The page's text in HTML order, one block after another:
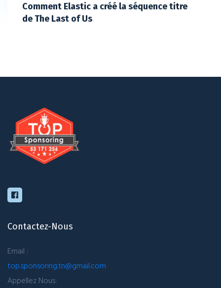
Comment Elastic a créé la séquence titre
de The Last of Us
Contactez-Nous
Email :
top.sponsoring.tn@gmail.com
Appellez Nous: